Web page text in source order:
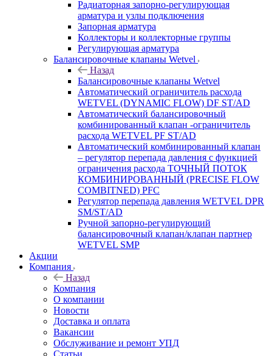
Радиаторная запорно-регулирующая
арматура и узлы подключения
Запорная арматура
Коллекторы и коллекторные группы
Регулирующая арматура
Балансировочные клапаны Wetvel
Назад
Балансировочные клапаны Wetvel
Автоматический ограничитель расхода
WETVEL (DYNAMIC FLOW) DF ST/AD
Автоматический балансировочный
комбинированный клапан -ограничитель
расхода WETVEL PF ST/AD
Автоматический комбинированный клапан
– регулятор перепада давления с функцией
ограничения расхода ТОЧНЫЙ ПОТОК
КОМБИНИРОВАННЫЙ (PRECISE FLOW
COMBIТNED) PFC
Регулятор перепада давления WETVEL DPR
SM/ST/AD
Ручной запорно-регулирующий
балансировочный клапан/клапан партнер
WETVEL SMP
Акции
Компания
Назад
Компания
О компании
Новости
Доставка и оплата
Вакансии
Обслуживание и ремонт УПД
Статьи